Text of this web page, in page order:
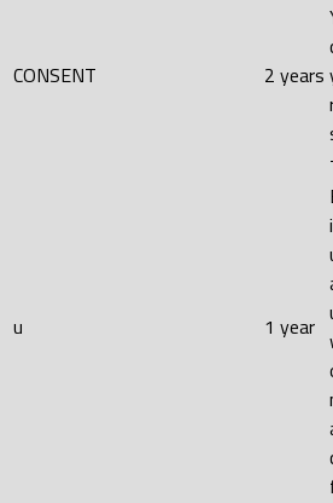
CONSENT 2 years
u 1 year